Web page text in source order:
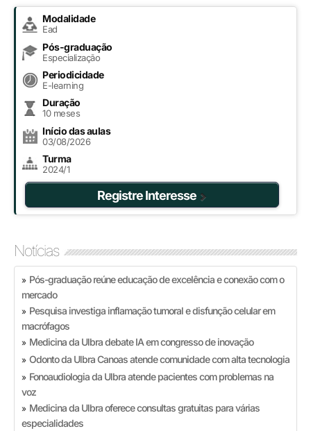
Modalidade
Ead
Pós-graduação
Especialização
Periodicidade
E-learning
Duração
10 meses
Início das aulas
03/08/2026
Turma
2024/1
Registre Interesse
Notícias
» Pós-graduação reúne educação de excelência e conexão com o
mercado
» Pesquisa investiga inflamação tumoral e disfunção celular em
macrófagos
» Medicina da Ulbra debate IA em congresso de inovação
» Odonto da Ulbra Canoas atende comunidade com alta tecnologia
» Fonoaudiologia da Ulbra atende pacientes com problemas na
voz
» Medicina da Ulbra oferece consultas gratuitas para várias
especialidades